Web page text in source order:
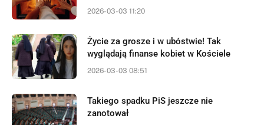
2026-03-03 11:20
Życie za grosze i w ubóstwie! Tak
wyglądają finanse kobiet w Kościele
2026-03-03 08:51
Takiego spadku PiS jeszcze nie
zanotował